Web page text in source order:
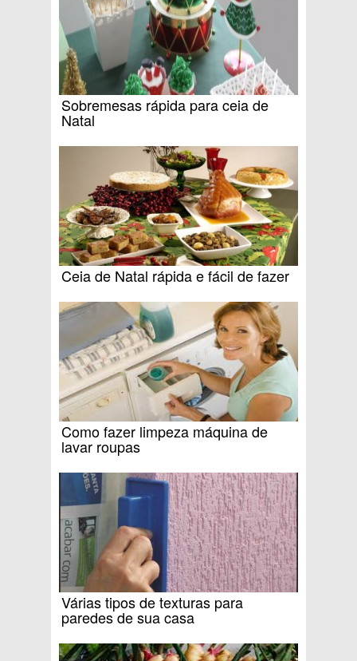
Sobremesas rápida para ceia de
Natal
Ceia de Natal rápida e fácil de fazer
Como fazer limpeza máquina de
lavar roupas
Várias tipos de texturas para
paredes de sua casa